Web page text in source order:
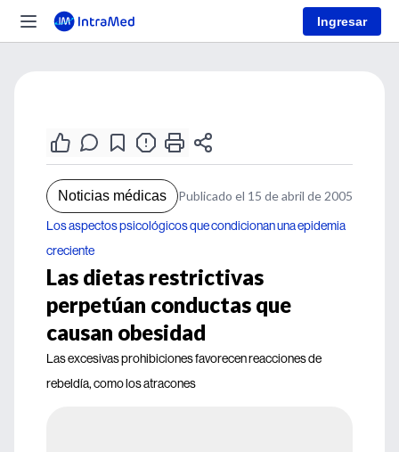
Ingresar
Noticias médicas Publicado el 15 de abril de 2005
Los aspectos psicológicos que condicionan una epidemia
creciente
Las dietas restrictivas
perpetúan conductas que
causan obesidad
Las excesivas prohibiciones favorecen reacciones de
rebeldía, como los atracones